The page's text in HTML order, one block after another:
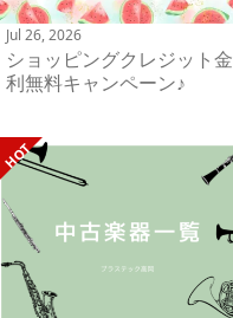
Jul 26, 2026
ショッピングクレジット金
利無料キャンペーン♪